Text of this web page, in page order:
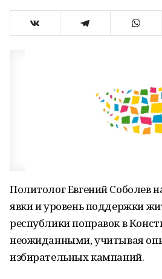
Политолог Евгений Соболев
явки и уровень поддержки
республики поправок в
неожиданными, учитывая
избирательных кампаний.